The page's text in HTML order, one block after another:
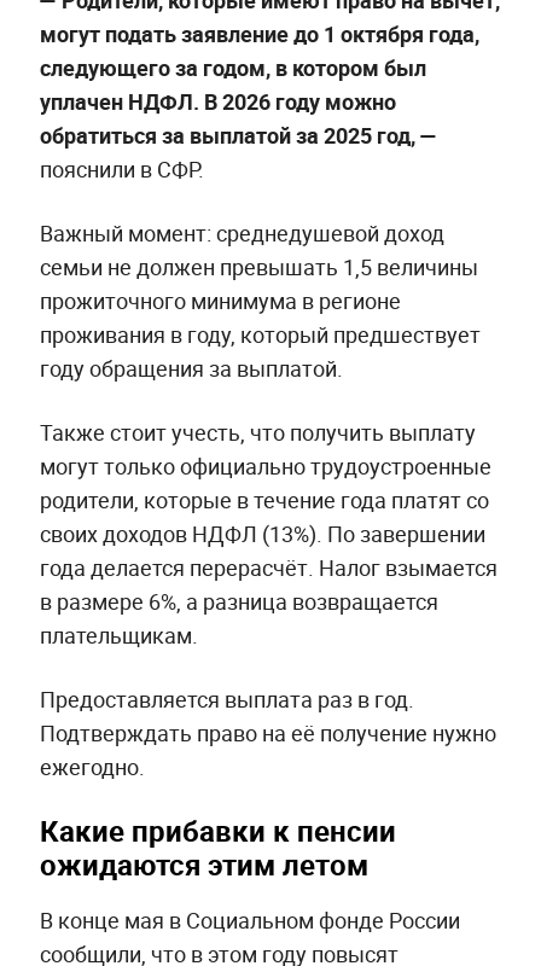
могут подать заявление до 1 октября года,
следующего за годом, в котором был
уплачен НДФЛ. В 2026 году можно
обратиться за выплатой за 2025 год, —
пояснили в СФР.
Важный момент: среднедушевой доход
семьи не должен превышать 1,5 величины
прожиточного минимума в регионе
проживания в году, который предшествует
году обращения за выплатой.
Также стоит учесть, что получить выплату
могут только официально трудоустроенные
родители, которые в течение года платят со
своих доходов НДФЛ (13%). По завершении
года делается перерасчёт. Налог взымается
в размере 6%, а разница возвращается
плательщикам.
Предоставляется выплата раз в год.
Подтверждать право на её получение нужно
ежегодно.
Какие прибавки к пенсии
ожидаются этим летом
В конце мая в Социальном фонде России
сообщили, что в этом году повысят